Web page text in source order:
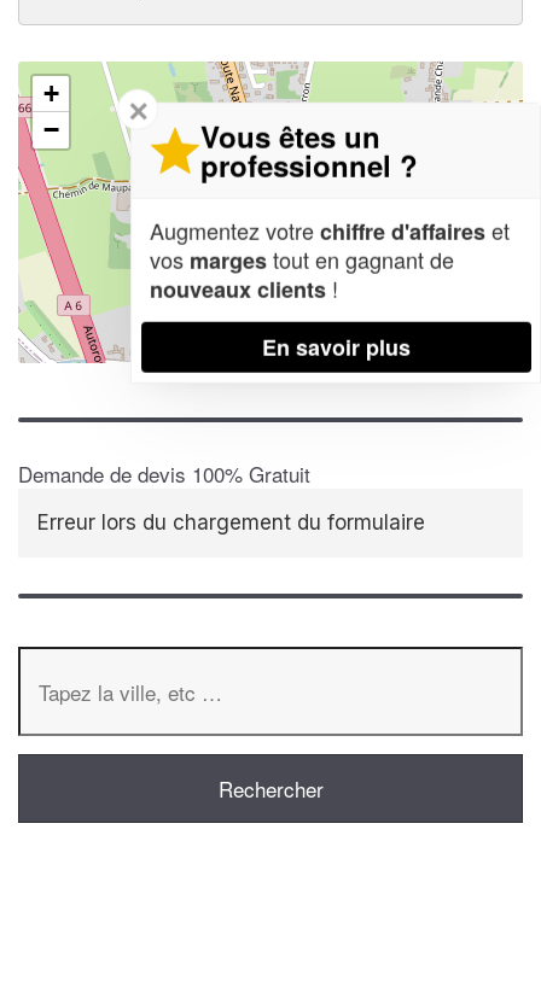
+
−
| Map data ©OpenStreetMap contributors,
Demande de devis 100% Gratuit
Erreur lors du chargement du formulaire
✕
Vous êtes un
professionnel ?
Augmentez votrechiffre d'affaireset
vos margestout en gagnant de
nouveaux clients !
En savoir plus